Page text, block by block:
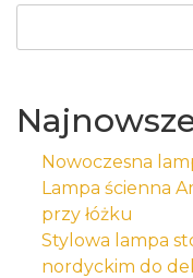
Nowoczesna
Lampa ścienna
przy łóżku
Stylowa lampa
nordyckim do